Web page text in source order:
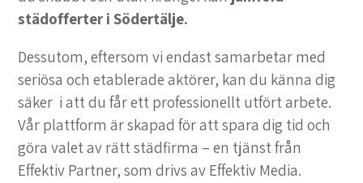
städofferter i Södertälje.
Dessutom, eftersom vi endast samarbetar med
seriösa och etablerade aktörer, kan du känna dig
säker i att du får ett professionellt utfört arbete.
Vår plattform är skapad för att spara dig tid och
göra valet av rätt städfirma – en tjänst från
Effektiv Partner, som drivs av Effektiv Media.